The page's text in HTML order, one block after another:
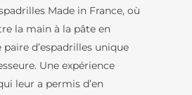
Made in France, où
la main à la pâte en
d’espadrilles unique
Une expérience
leur a permis d’en